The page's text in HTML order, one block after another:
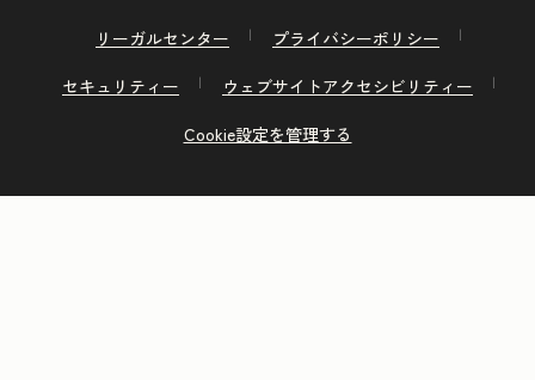
リーガルセンター
プライバシーポリシー
セキュリティー
ウェブサイトアクセシビリティー
Cookie設定を管理する